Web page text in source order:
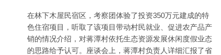
在林下木屋民宿区，考察团体验了投资350万元建成的特
色住宿项目，听取了该项目带动村民就业、促进农产品产
销的情况介绍，对蒋潭村依托生态资源发展休闲度假业态
的思路给予认可。座谈会上，蒋潭村负责人详细汇报了省